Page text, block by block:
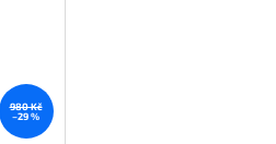
980 Kč
–29 %